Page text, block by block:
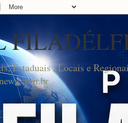
Estaduais , Locais e